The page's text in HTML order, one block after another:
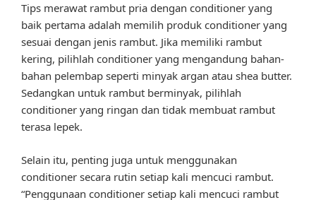
Tips merawat rambut pria dengan conditioner yang
baik pertama adalah memilih produk conditioner yang
sesuai dengan jenis rambut. Jika memiliki rambut
kering, pilihlah conditioner yang mengandung bahan-
bahan pelembap seperti minyak argan atau shea butter.
Sedangkan untuk rambut berminyak, pilihlah
conditioner yang ringan dan tidak membuat rambut
terasa lepek.
Selain itu, penting juga untuk menggunakan
conditioner secara rutin setiap kali mencuci rambut.
“Penggunaan conditioner setiap kali mencuci rambut